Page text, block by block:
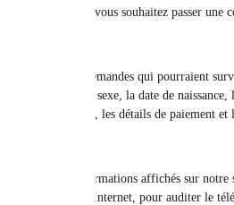
Nous collectons, stockons et traitons vos
fournir les services à notre disposition.
Nous utilisons les informations que vous
nous utiliserons les informations que